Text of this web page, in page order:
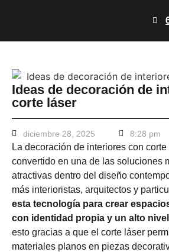
Ideas de decoración de
corte láser
diciembre 28, 2025 8:28 pm
La decoración de interiores con
convertido en una de las soluciones
atractivas dentro del diseño
más interioristas, arquitectos y
esta tecnología para crear
con identidad propia y un alto
esto gracias a que el corte láser
materiales planos en piezas